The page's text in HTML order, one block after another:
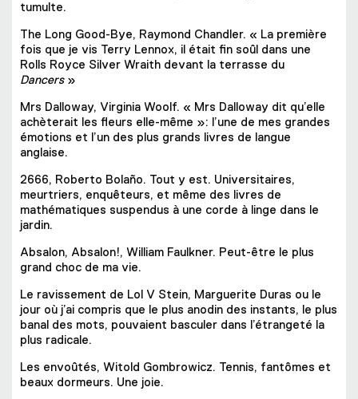
tumulte.
The Long Good-Bye, Raymond Chandler. « La première
fois que je vis Terry Lennox, il était fin soûl dans une
Rolls Royce Silver Wraith devant la terrasse du
Dancers»
Mrs Dalloway, Virginia Woolf. « Mrs Dalloway dit qu’elle
achèterait les fleurs elle-même »: l’une de mes grandes
émotions et l’un des plus grands livres de langue
anglaise.
2666, Roberto Bolaño. Tout y est. Universitaires,
meurtriers, enquêteurs, et même des livres de
mathématiques suspendus à une corde à linge dans le
jardin.
Absalon, Absalon!, William Faulkner. Peut-être le plus
grand choc de ma vie.
Le ravissement de Lol V Stein, Marguerite Duras ou le
jour où j’ai compris que le plus anodin des instants, le plus
banal des mots, pouvaient basculer dans l’étrangeté la
plus radicale.
Les envoûtés, Witold Gombrowicz. Tennis, fantômes et
beaux dormeurs. Une joie.